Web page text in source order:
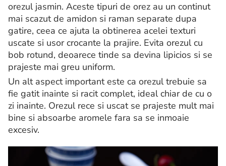
orezul jasmin. Aceste tipuri de orez au un continut
mai scazut de amidon si raman separate dupa
gatire, ceea ce ajuta la obtinerea acelei texturi
uscate si usor crocante la prajire. Evita orezul cu
bob rotund, deoarece tinde sa devina lipicios si se
prajeste mai greu uniform.
Un alt aspect important este ca orezul trebuie sa
fie gatit inainte si racit complet, ideal chiar de cu o
zi inainte. Orezul rece si uscat se prajeste mult mai
bine si absoarbe aromele fara sa se inmoaie
excesiv.